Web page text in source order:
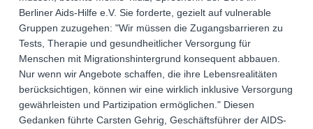
Berliner Aids-Hilfe e.V. Sie forderte, gezielt auf vulnerable
Gruppen zuzugehen: "Wir müssen die Zugangsbarrieren zu
Tests, Therapie und gesundheitlicher Versorgung für
Menschen mit Migrationshintergrund konsequent abbauen.
Nur wenn wir Angebote schaffen, die ihre Lebensrealitäten
berücksichtigen, können wir eine wirklich inklusive Versorgung
gewährleisten und Partizipation ermöglichen." Diesen
Gedanken führte Carsten Gehrig, Geschäftsführer der AIDS-